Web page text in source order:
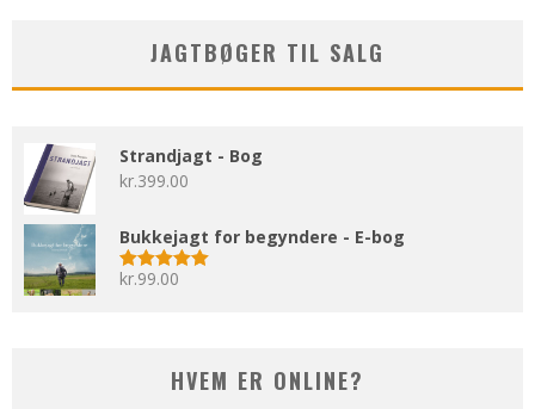
JAGTBØGER TIL SALG
Strandjagt - Bog
kr.399.00
Bukkejagt for begyndere - E-bog
Vurderet
kr.99.00
HVEM ER ONLINE?